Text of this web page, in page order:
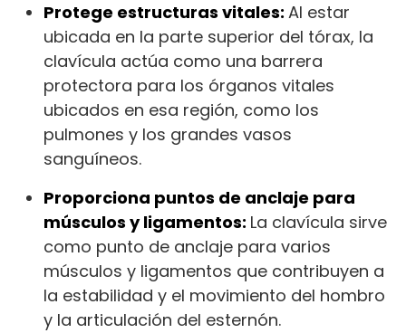
Protege estructuras vitales: Al estar
ubicada en la parte superior del tórax, la
clavícula actúa como una barrera
protectora para los órganos vitales
ubicados en esa región, como los
pulmones y los grandes vasos
sanguíneos.
Proporciona puntos de anclaje para
músculos y ligamentos: La clavícula sirve
como punto de anclaje para varios
músculos y ligamentos que contribuyen a
la estabilidad y el movimiento del hombro
y la articulación del esternón.